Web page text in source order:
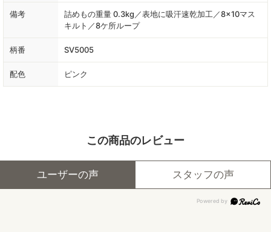
備考
詰めもの重量 0.3kg／表地に吸汗速乾加工／8×10マス
キルト／8ケ所ループ
柄番 SV5005
配色 ピンク
この商品のレビュー
ユーザーの声 スタッフの声